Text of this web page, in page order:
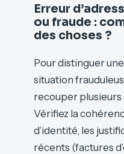
Erreur
ou fraude :
des choses ?
Pour distinguer
situation
recouper
Vérifiez la
d’identité, les
récents (factures